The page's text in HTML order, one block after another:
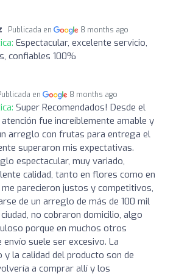
Publicada en 8 months ago
Espectacular, excelente servicio,
confiables 100%
en 8 months ago
Super Recomendados! Desde el
fue increíblemente amable y
arreglo con frutas para entrega el
superaron mis expectativas.
espectacular, muy variado,
calidad, tanto en flores como en
parecieron justos y competitivos,
de un arreglo de más de 100 mil
no cobraron domicilio, algo
porque en muchos otros
suele ser excesivo. La
y la calidad del producto son de
a comprar allí y los